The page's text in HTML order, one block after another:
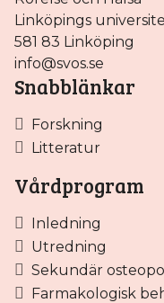
Linköpings
581 83 Linköping
info@svos.se
Snabblänkar
Forskning
Litteratur
Vårdprogram
Inledning
Utredning
Sekundär
Farmakologisk